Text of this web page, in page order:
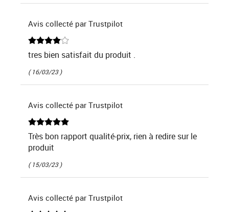
Avis collecté par Trustpilot
tres bien satisfait du produit .
( 16/03/23 )
Avis collecté par Trustpilot
Très bon rapport qualité-prix, rien à redire sur le
produit
( 15/03/23 )
Avis collecté par Trustpilot